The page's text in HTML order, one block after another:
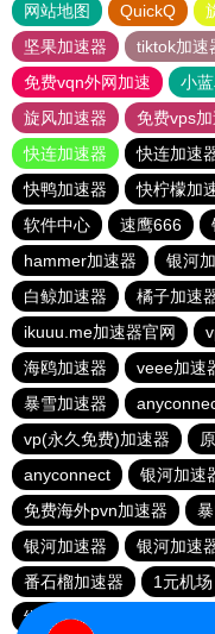
网站地图 QuickQ
坚果加速器
tiktok加速
免费vqn外网加速
小
旋风加速器
免费vps
快连加速器
快连加速
快鸭加速器
快柠檬加
软件中心
速鹰666
hammer加速器
银河
白鲸加速器
橘子加速
ikuuu.me加速器官网
海鸥加速器
veee加速
暴雪加速器
vp(永久免费)加速器
anyconnect
银河加速
免费海外pvn加速器
银河加速器
银河加速
番石榴加速器
1元机场
纵云梯加速器